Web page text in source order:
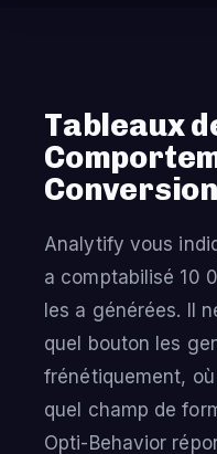
Tableaux
Conversion
Analytify vous
a comptabilisé 10
les a générées. Il
quel bouton les
frénétiquement,
quel champ de
Opti-Behavior